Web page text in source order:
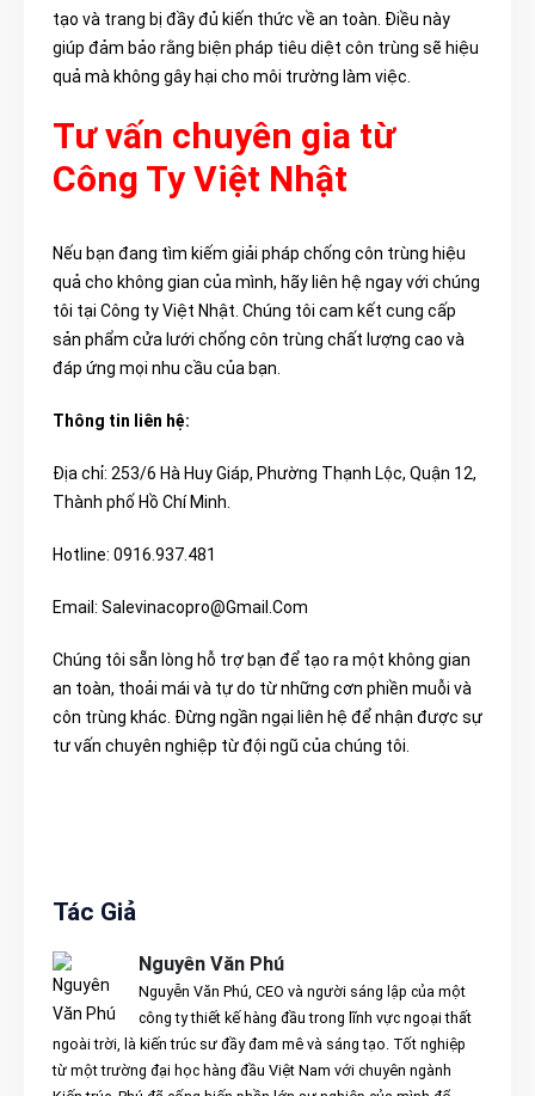
tạo và trang bị đầy đủ kiến thức về an toàn. Điều này
giúp đảm bảo rằng biện pháp tiêu diệt côn trùng sẽ hiệu
quả mà không gây hại cho môi trường làm việc.
Tư vấn chuyên gia từ
Công Ty Việt Nhật
Nếu bạn đang tìm kiếm giải pháp chống côn trùng hiệu
quả cho không gian của mình, hãy liên hệ ngay với chúng
tôi tại Công ty Việt Nhật. Chúng tôi cam kết cung cấp
sản phẩm cửa lưới chống côn trùng chất lượng cao và
đáp ứng mọi nhu cầu của bạn.
Thông tin liên hệ:
Địa chỉ: 253/6 Hà Huy Giáp, Phường Thạnh Lộc, Quận 12,
Thành phố Hồ Chí Minh.
Hotline: 0916.937.481
Email: Salevinacopro@Gmail.Com
Chúng tôi sẵn lòng hỗ trợ bạn để tạo ra một không gian
an toàn, thoải mái và tự do từ những cơn phiền muỗi và
côn trùng khác. Đừng ngần ngại liên hệ để nhận được sự
tư vấn chuyên nghiệp từ đội ngũ của chúng tôi.
Tác Giả
Nguyên Văn Phú
Nguyễn Văn Phú, CEO và người sáng lập của một
công ty thiết kế hàng đầu trong lĩnh vực ngoại thất
ngoài trời, là kiến trúc sư đầy đam mê và sáng tạo. Tốt nghiệp
từ một trường đại học hàng đầu Việt Nam với chuyên ngành